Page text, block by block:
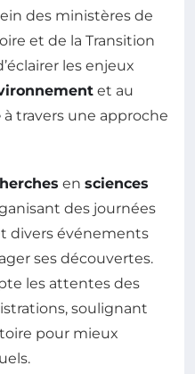
des ministères de
et de la Transition
les enjeux
et au
à travers une approche
en sciences
des journées
divers événements
ses découvertes.
les attentes des
soulignant
pour mieux